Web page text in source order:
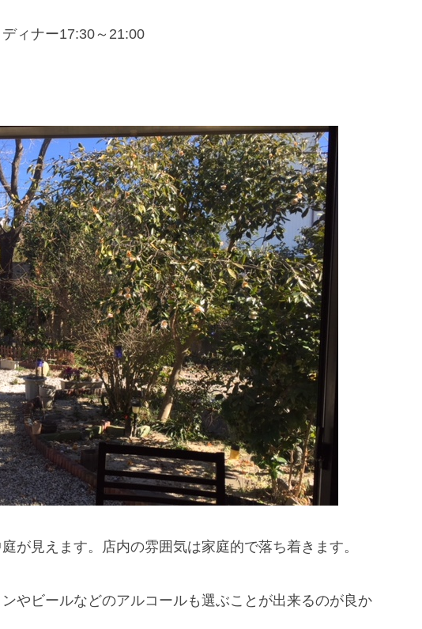
ィナー17:30～21:00
が見えます。店内の雰囲気は家庭的で落ち着きます。
やビールなどのアルコールも選ぶことが出来るのが良か